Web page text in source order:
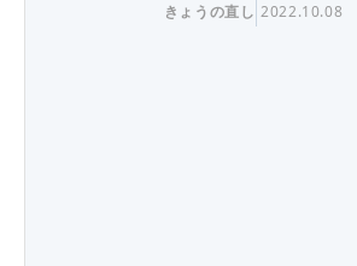
きょうの直し 2022.10.08